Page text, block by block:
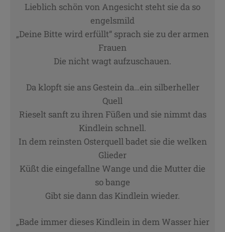
Lieblich schön von Angesicht steht sie da so
engelsmild
„Deine Bitte wird erfüllt“ sprach sie zu der armen
Frauen
Die nicht wagt aufzuschauen.
Da klopft sie ans Gestein da…ein silberheller
Quell
Rieselt sanft zu ihren Füßen und sie nimmt das
Kindlein schnell.
In dem reinsten Osterquell badet sie die welken
Glieder
Küßt die eingefallne Wange und die Mutter die
so bange
Gibt sie dann das Kindlein wieder.
„Bade immer dieses Kindlein in dem Wasser hier
Stellenanzeige verwendet werden
Die Thüringer Agentur Für
Fachkräftegewinnung (ThAFF)
Zweck
Unbekannt
CRAFT_CSRF_TOKEN, SecondredSession
Cookie Laufzeit
Sitzunsdauer
Infos schließen